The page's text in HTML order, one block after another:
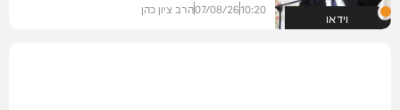
וידאו 10:20
07/08/26הרב ציון כהן